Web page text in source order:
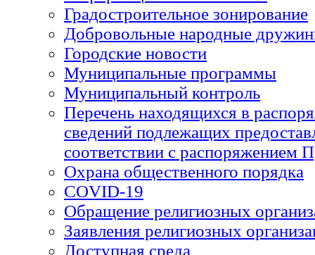
Градостроительное зонирование
Добровольные народные
Городские новости
Муниципальные программы
Муниципальный контроль
Перечень находящихся в
сведений подлежащих
соответствии с распоряжением
Охрана общественного порядка
COVID-19
Обращение религиозных
Заявления религиозных
Доступная среда